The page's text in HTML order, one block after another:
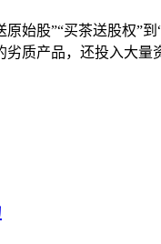
始股”“买茶送股权”
质产品，还投入大